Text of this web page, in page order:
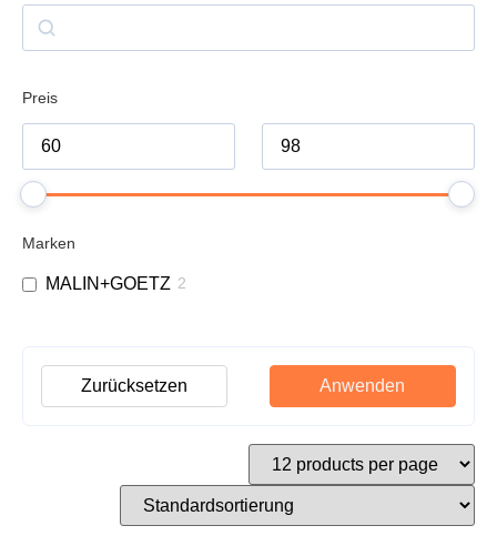
Preis
Marken
MALIN+GOETZ 2
Anwenden
Zurücksetzen